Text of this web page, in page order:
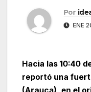
Por
ENE
Hacia las 10:40
reportó una